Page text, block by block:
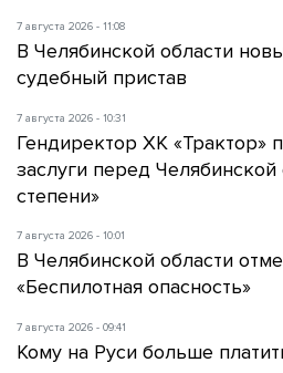
7 августа 2026 - 11:08
В Челябинской области
судебный пристав
7 августа 2026 - 10:31
Гендиректор ХК «Трактор»
заслуги перед
степени»
7 августа 2026 - 10:01
В Челябинской области
«Беспилотная опасность»
7 августа 2026 - 09:41
Кому на Руси больше